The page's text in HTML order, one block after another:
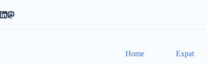
to
content
Home Expat